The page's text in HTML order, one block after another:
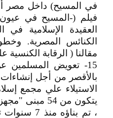
في المسيح) داخل مصر
فيلم (-المسيح في
العقيدة الإسلامية
الكنائس المصرية.
مقالنا ( الرقابة الكنسية
بالأقصر من أجل
الاستيلاء علي مجمع